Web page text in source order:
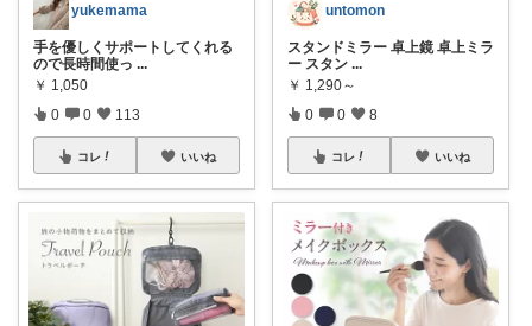
yukemama
手を優しくサポートしてくれる
ので長時間使っ ...
￥ 1,050
0 0 113
コレ いいね
untomon
スタンドミラー 卓上鏡 卓上ミラ
ー スタン ...
￥ 1,290～
0 0 8
コレ いいね